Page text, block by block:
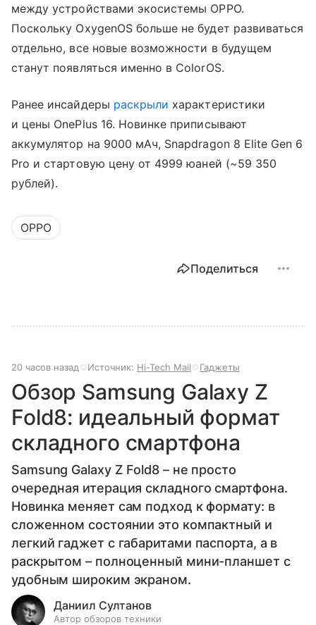
между устройствами экосистемы OPPO.
Поскольку OxygenOS больше не будет развиваться
отдельно, все новые возможности в будущем
станут появляться именно в ColorOS.
Ранее инсайдеры раскрыли характеристики
и цены OnePlus 16. Новинке приписывают
аккумулятор на 9000 мАч, Snapdragon 8 Elite Gen 6
Pro и стартовую цену от 4999 юаней (~59 350
рублей).
OPPO
Поделиться
20 часов назад Источник: Hi-Tech Mail Гаджеты
Обзор Samsung Galaxy Z
Fold8: идеальный формат
складного смартфона
Samsung Galaxy Z Fold8 – не просто
очередная итерация складного смартфона.
Новинка меняет сам подход к формату: в
сложенном состоянии это компактный и
легкий гаджет с габаритами паспорта, а в
раскрытом – полноценный мини-планшет с
удобным широким экраном.
Даниил Султанов
Автор обзоров техники